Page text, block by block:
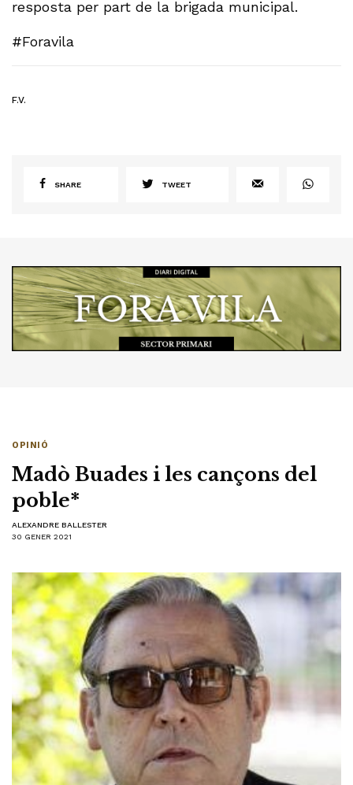
resposta per part de la brigada municipal.
#Foravila
F.V.
SHARE TWEET
OPINIÓ
Madò Buades i les cançons del
poble*
ALEXANDRE BALLESTER
30 GENER 2021